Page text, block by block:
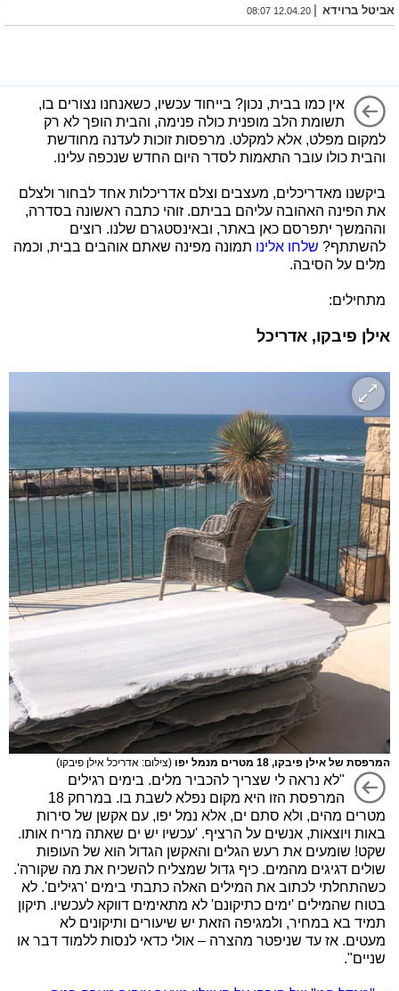
אביטל ברוידא |
12.04.20 08:07
אין כמו בבית, נכון? בייחוד עכשיו, כשאנחנו נצורים בו,
תשומת הלב מופנית כולה פנימה, והבית הופך לא רק
למקום מפלט, אלא למקלט. מרפסות זוכות לעדנה מחודשת
והבית כולו עובר התאמות לסדר היום החדש שנכפה עלינו.
ביקשנו מאדריכלים, מעצבים וצלם אדריכלות אחד לבחור ולצלם
את הפינה האהובה עליהם בביתם. זוהי כתבה ראשונה בסדרה,
וההמשך יתפרסם כאן באתר, ובאינסטגרם שלנו. רוצים
להשתתף? שלחו אלינו תמונה מפינה שאתם אוהבים בבית, וכמה
מלים על הסיבה.
מתחילים:
אילן פיבקו, אדריכל
המרפסת של אילן פיבקו, 18 מטרים מנמל יפו (צילום: אדריכל אילן פיבקו)
"לא נראה לי שצריך להכביר מלים. בימים רגילים
המרפסת הזו היא מקום נפלא לשבת בו. במרחק 18
מטרים מהים, ולא סתם ים, אלא נמל יפו, עם אקשן של סירות
באות ויוצאות, אנשים על הרציף. 'עכשיו יש ים שאתה מריח אותו.
שקט! שומעים את רעש הגלים והאקשן הגדול הוא של העופות
שולים דגיגים מהמים. כיף גדול שמצליח להשכיח את מה שקורה'.
כשהתחלתי לכתוב את המילים האלה כתבתי בימים 'רגילים'. לא
בטוח שהמילים 'ימים כתיקונם' לא מתאימים דווקא לעכשיו. תיקון
תמיד בא במחיר, ולמגיפה הזאת יש שיעורים ותיקונים לא
מעטים. אז עד שניפטר מהצרה – אולי כדאי לנסות ללמוד דבר או
שניים".